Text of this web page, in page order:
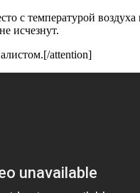
с температурой
исчезнут.
attention]